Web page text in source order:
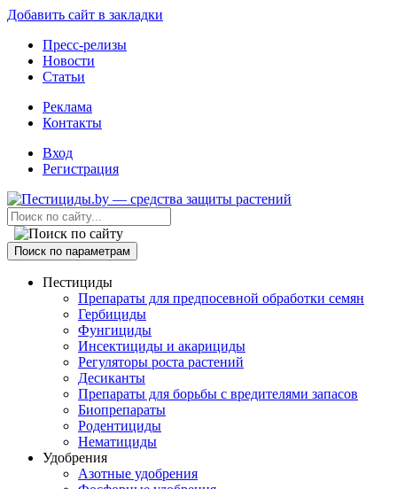
Добавить сайт в закладки
Пресс-релизы
Новости
Статьи
Реклама
Контакты
Вход
Регистрация
Поиск по параметрам
Пестициды
Препараты для предпосевной обработки семян
Гербициды
Фунгициды
Инсектициды и акарициды
Регуляторы роста растений
Десиканты
Препараты для борьбы с вредителями запасов
Биопрепараты
Родентициды
Нематициды
Удобрения
Азотные удобрения